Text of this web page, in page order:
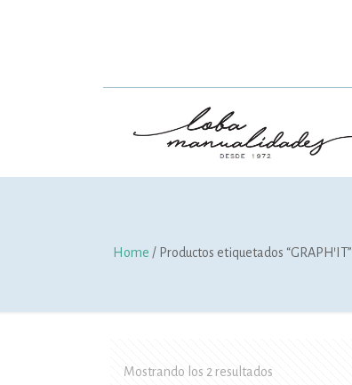
Home / Productos etiquetados “GRAPH'IT”
Mostrando los 2 resultados